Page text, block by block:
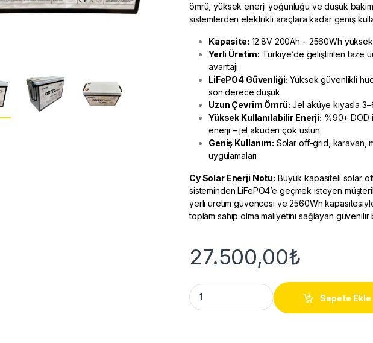
ömrü, yüksek enerji yoğunluğu ve düşük
sistemlerden elektrikli araçlara kadar geniş
Kapasite: 12.8V 200Ah – 2560Wh
Yerli Üretim: Türkiye’de geliştirilen taze
avantajı
LiFePO4 Güvenliği: Yüksek güvenlikli
son derece düşük
Uzun Çevrim Ömrü: Jel aküye kıyasla
Yüksek Kullanılabilir Enerji: %90+ DOD
enerji – jel aküden çok üstün
Geniş Kullanım: Solar off-grid, karavan,
uygulamaları
Cy Solar Enerji Notu: Büyük kapasiteli solar
sisteminden LiFePO4’e geçmek isteyen
yerli üretim güvencesi ve 2560Wh
toplam sahip olma maliyetini sağlayan
27.500,00₺
Ortec 12.8V 200Ah Lityum Akü | LiFePO4
Sepete Ekle